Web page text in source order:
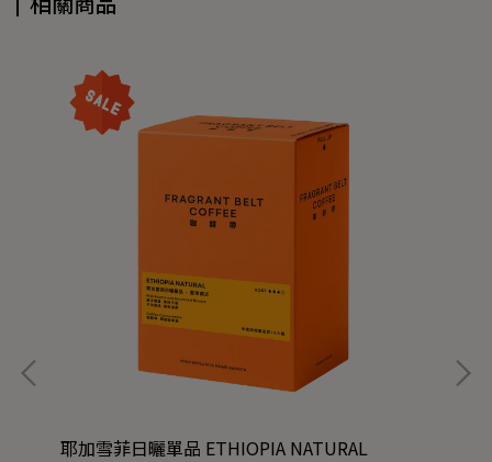
耶加雪菲日曬單品 ETHIOPIA NATURAL